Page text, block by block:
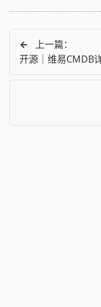
←
上一篇：
开源｜维易CMDB